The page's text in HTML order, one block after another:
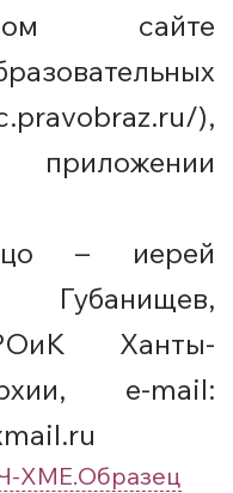
сайте
),
– иерей
Ханты-
e-mail:
ХМЕ.Образец